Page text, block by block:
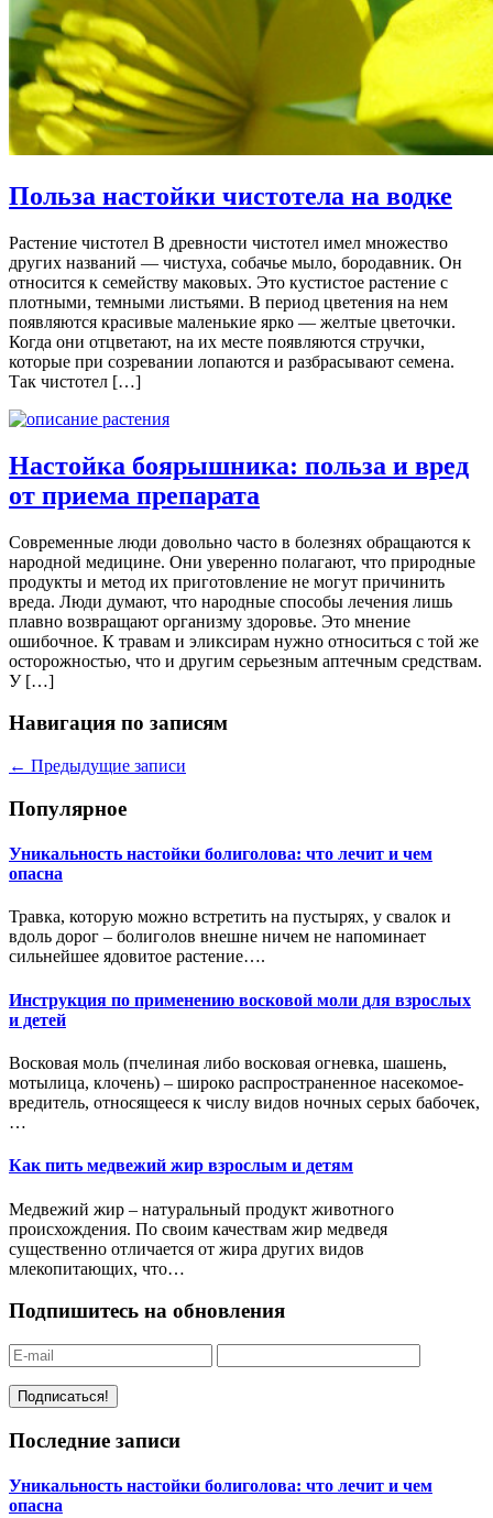
Польза настойки чистотела на водке
Растение чистотел В древности чистотел имел множество
других названий — чистуха, собачье мыло, бородавник. Он
относится к семейству маковых. Это кустистое растение с
плотными, темными листьями. В период цветения на нем
появляются красивые маленькие ярко — желтые цветочки.
Когда они отцветают, на их месте появляются стручки,
которые при созревании лопаются и разбрасывают семена.
Так чистотел […]
Настойка боярышника: польза и вред
от приема препарата
Современные люди довольно часто в болезнях обращаются к
народной медицине. Они уверенно полагают, что природные
продукты и метод их приготовление не могут причинить
вреда. Люди думают, что народные способы лечения лишь
плавно возвращают организму здоровье. Это мнение
ошибочное. К травам и эликсирам нужно относиться с той же
осторожностью, что и другим серьезным аптечным средствам.
У […]
Навигация по записям
← Предыдущие записи
Популярное
Уникальность настойки болиголова: что лечит и чем
опасна
Травка, которую можно встретить на пустырях, у свалок и
вдоль дорог – болиголов внешне ничем не напоминает
сильнейшее ядовитое растение….
Инструкция по применению восковой моли для взрослых
и детей
Восковая моль (пчелиная либо восковая огневка, шашень,
мотылица, клочень) – широко распространенное насекомое-
вредитель, относящееся к числу видов ночных серых бабочек,
…
Как пить медвежий жир взрослым и детям
Медвежий жир – натуральный продукт животного
происхождения. По своим качествам жир медведя
существенно отличается от жира других видов
млекопитающих, что…
Подпишитесь на обновления
Последние записи
Уникальность настойки болиголова: что лечит и чем
опасна